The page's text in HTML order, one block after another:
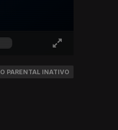
PARENTAL INATIVO